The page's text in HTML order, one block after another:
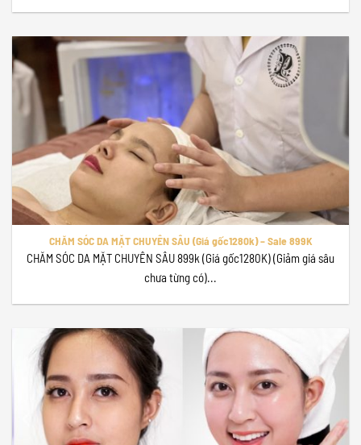
CHĂM SÓC DA MẶT CHUYÊN SÂU (Giá gốc1280k) – Sale 899K
CHĂM SÓC DA MẶT CHUYÊN SÂU 899k (Giá gốc1280K) (Giảm giá sâu
chưa từng có)...